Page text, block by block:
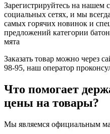
Зарегистрируйтесь на нашем
социальных сетях, и мы
самых горячих новинок и
предложений категории
мята
Заказать товар можно через
98-95, наш оператор
Что помогает
цены на товары?
Мы являемся официальным